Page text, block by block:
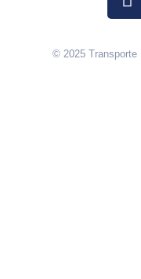
© 2025 Transporte